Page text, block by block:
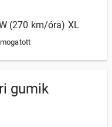
(270 km/óra) XL
gumik